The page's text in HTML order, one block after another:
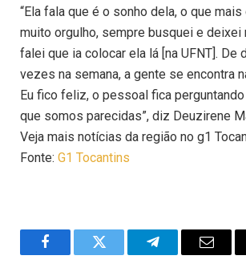
“Ela fala que é o sonho dela, o que mais
muito orgulho, sempre busquei e deixei
falei que ia colocar ela lá [na UFNT]. De
vezes na semana, a gente se encontra
Eu fico feliz, o pessoal fica
que somos parecidas”, diz Deuzirene
Veja mais notícias da região no g1
Fonte: G1 Tocantins
FacebookTwitter TelegramEmail